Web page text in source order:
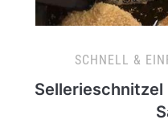
SCHNELL &
Sellerieschnitzel